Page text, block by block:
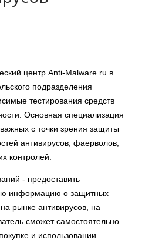
центр Anti-Malware.ru в
подразделения
тестирования средств
Основная специализация
с точки зрения защиты
антивирусов, фаерволов,
контролей.
- предоставить
информацию о защитных
рынке антивирусов, на
сможет самостоятельно
и использовании.